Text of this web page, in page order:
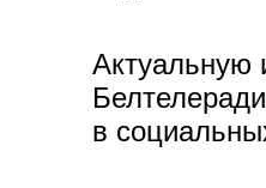
Актуальную
в